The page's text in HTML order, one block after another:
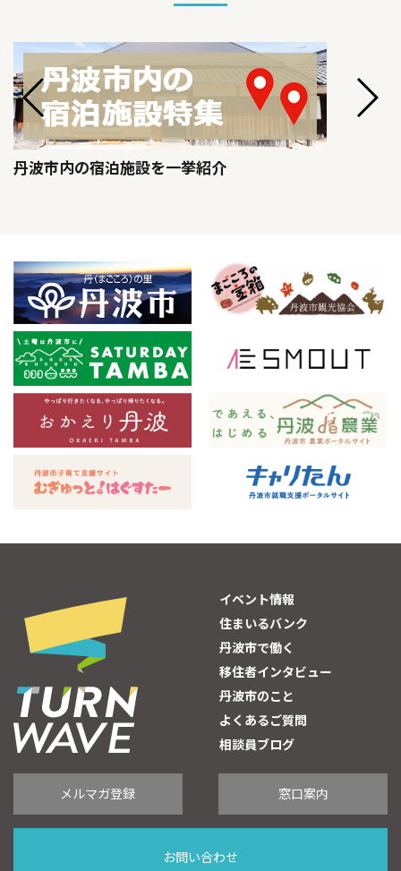
丹波市内の宿泊施設を一挙紹介
イベント情報
住まいるバンク
丹波市で働く
移住者インタビュー
丹波市のこと
よくあるご質問
相談員ブログ
メルマガ登録 窓口案内
お問い合わせ